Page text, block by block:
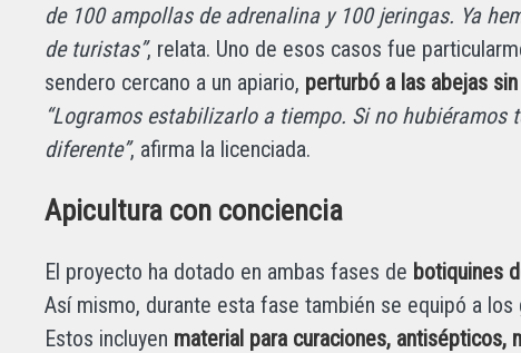
de 100 ampollas de adrenalina y 100 jeringas. Ya
de turistas”, relata. Uno de esos casos fue
sendero cercano a un apiario, perturbó a las abejas
“Logramos estabilizarlo a tiempo. Si no
diferente”, afirma la licenciada.
Apicultura con conciencia
El proyecto ha dotado en ambas fases de botiquines
Así mismo, durante esta fase también se equipó a
Estos incluyen material para curaciones, antisépticos,